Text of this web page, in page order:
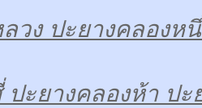
วง ปะยางคลองห
ปะยางคลองห้า ป